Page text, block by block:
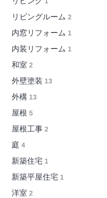
リビングルーム 2
内窓リフォーム 1
内装リフォーム 1
和室 2
外壁塗装 13
外構 13
屋根 5
屋根工事 2
庭 4
新築住宅 1
新築平屋住宅 1
洋室 2